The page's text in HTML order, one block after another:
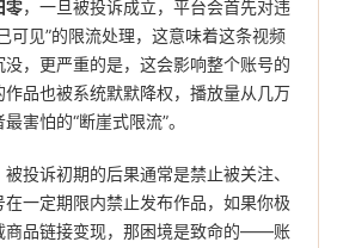
零，一旦被投诉成立，平台会首先对违
可见”的限流处理，这意味着这条视频
，更严重的是，这会影响整个账号的
品也被系统默默降权，播放量从几万
害怕的“断崖式限流”。
被投诉初期的后果通常是禁止被关注、
一定期限内禁止发布作品，如果你极
商品链接变现，那困境是致命的——账